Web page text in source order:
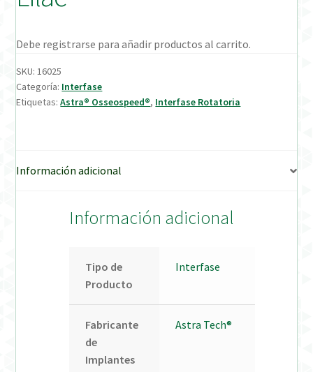
Welcome to DELTA Abutments | Tienda Online!
Debe registrarse para añadir productos al carrito.
SKU:16025
Categoría: Interfase
Etiquetas:Astra® Osseospeed®, Interfase Rotatoria
Información adicional
Información adicional
Tipo de
Producto
Interfase
Fabricante
de
Implantes
Astra Tech®